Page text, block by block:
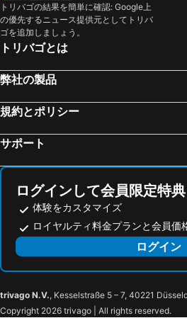
トリバゴの結果を簡単に確認: Google上
の優先するニュース提供元としてトリバ
ゴを追加しましょう。
トリバゴとは
弊社の製品
規約とポリシー
サポート
ログインして会員限定特
体験をカスタマイズ
ロイヤルティ料金プランと会員価
ログイン
trivago N.V., Kesselstraße 5 – 7, 40221
Copyright 2026 trivago | All rights reserved.